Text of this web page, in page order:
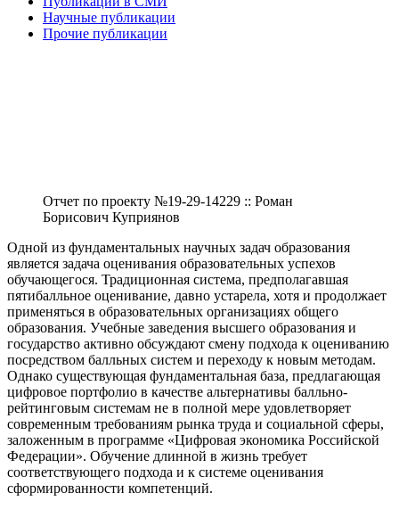
Научные публикации
Прочие публикации
Отчет по проекту №19-29-14229 :: Роман
Борисович Куприянов
Одной из фундаментальных научных задач образования
является задача оценивания образовательных успехов
обучающегося. Традиционная система, предполагавшая
пятибалльное оценивание, давно устарела, хотя и продолжает
применяться в образовательных организациях общего
образования. Учебные заведения высшего образования и
государство активно обсуждают смену подхода к оцениванию
посредством балльных систем и переходу к новым методам.
Однако существующая фундаментальная база, предлагающая
цифровое портфолио в качестве альтернативы балльно-
рейтинговым системам не в полной мере удовлетворяет
современным требованиям рынка труда и социальной сферы,
заложенным в программе «Цифровая экономика Российской
Федерации». Обучение длинной в жизнь требует
соответствующего подхода и к системе оценивания
сформированности компетенций.